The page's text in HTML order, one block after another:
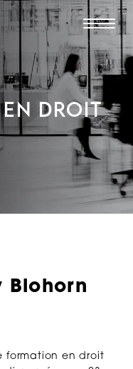
EN DROIT
Blohorn
formation en droit